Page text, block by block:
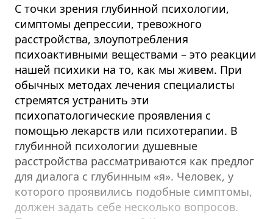
С точки зрения глубинной психологии,
симптомы депрессии, тревожного
расстройства, злоупотребления
психоактивными веществами – это реакции
нашей психики на то, как мы живем. При
обычных методах лечения специалисты
стремятся устранить эти
психопатологические проявления с
помощью лекарств или психотерапии. В
глубинной психологии душевные
расстройства рассматриваются как предлог
для диалога с глубинным «я». Человек, у
которого проявились подобные симптомы,
должен задать себе несколько вопросов.